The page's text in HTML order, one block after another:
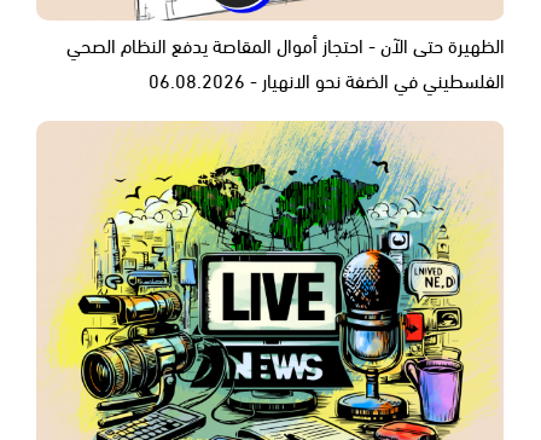
الظهيرة حتى الآن - احتجاز أموال المقاصة يدفع النظام الصحي
الفلسطيني في الضفة نحو الانهيار - 06.08.2026